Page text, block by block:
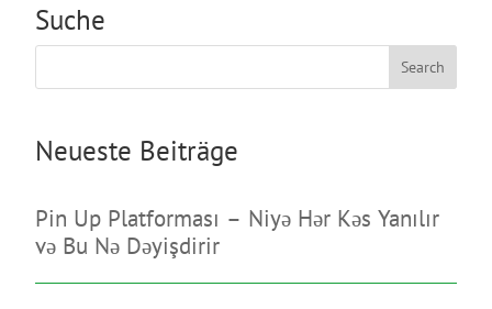
Suche
Search
Neueste Beiträge
Pin Up Platforması – Niyə Hər Kəs Yanılır
və Bu Nə Dəyişdirir